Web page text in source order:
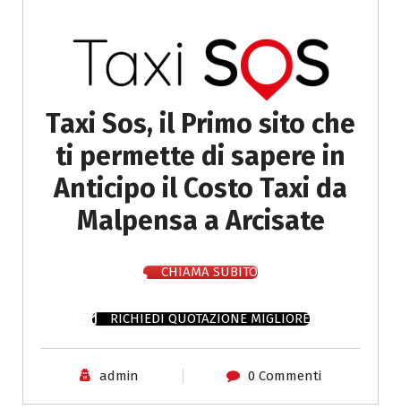
Taxi Sos, il Primo sito che
ti permette di sapere in
Anticipo il Costo Taxi da
Malpensa a Arcisate
CHIAMA SUBITO
RICHIEDI QUOTAZIONE MIGLIORE
admin 0 Commenti